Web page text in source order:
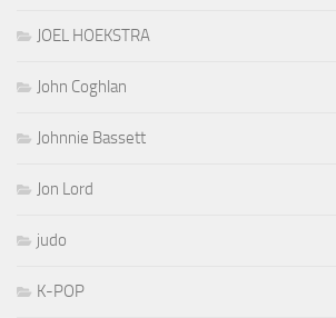
JOEL HOEKSTRA
John Coghlan
Johnnie Bassett
Jon Lord
judo
K-POP